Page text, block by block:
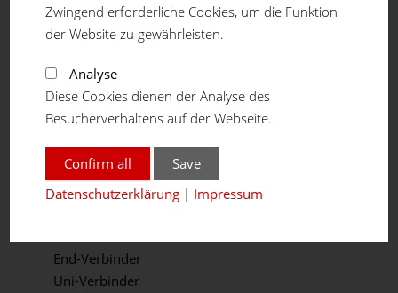
Profilreihe 45
Profilreihe 50
Winkelprofil
Verbindungselemente
Grundverbinder
Automatik Grundverbinder
Hülsenverbinder
Stoßverbinder (HVS)
End-Verbinder
Uni-Verbinder
Zwingend erforderliche Cookies, um die Funktion
der Website zu gewährleisten.
Analyse
Diese Cookies dienen der Analyse des
Besucherverhaltens auf der Webseite.
Confirm all
Save
Datenschutzerklärung | Impressum